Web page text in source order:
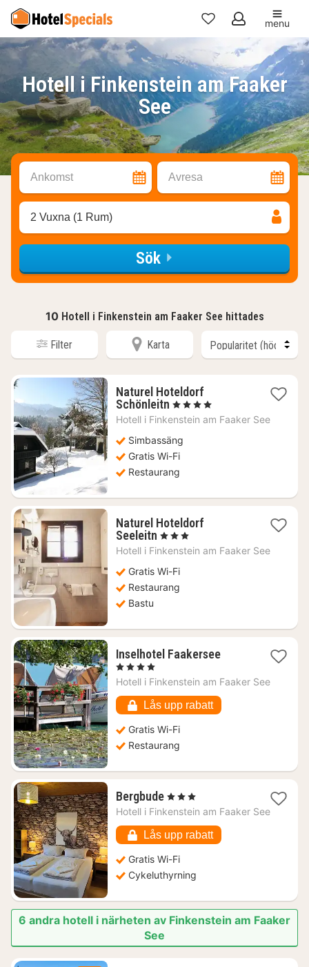
Mina
favoriter
menu
Hotell i Finkenstein am Faaker
See
Ankomst Avresa
2 Vuxna (1 Rum)
Sök
10 Hotell i Finkenstein am Faaker See hittades
Filter Karta
Naturel Hoteldorf
Schönleitn 1
natt
3323
kr.
, 4 Stjärnor
Hotell i Finkenstein am Faaker See
Simbassäng
Gratis Wi-Fi
Restaurang
Naturel Hoteldorf
Seeleitn 1
natt
3463
kr.
, 3 Stjärnor
Hotell i Finkenstein am Faaker See
Gratis Wi-Fi
Restaurang
Bastu
Inselhotel Faakersee1
från
kr.
, 4 Stjärnor
Hotell i Finkenstein am Faaker See
Lås upp rabatt
Gratis Wi-Fi
Restaurang
Bergbude1
natt
1187
kr.
, 3 Stjärnor
Hotell i Finkenstein am Faaker See
Lås upp rabatt
Gratis Wi-Fi
Cykeluthyrning
6 andra hotell i närheten av Finkenstein am Faaker
See